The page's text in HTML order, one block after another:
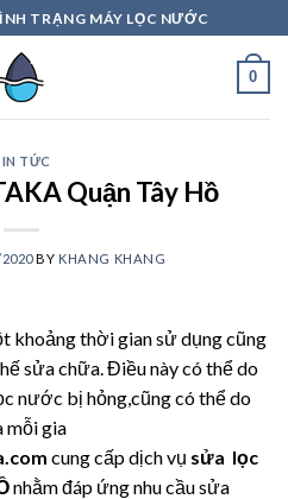
TRẠNG MÁY LỌC NƯỚC
0
TỨC
Quận Tây Hồ
BY KHANG KHANG
khoảng thời gian sử dụng cũng
sửa chữa. Điều này có thể do
nước bị hỏng,cũng có thể do
mỗi gia
cung cấp dịch vụ sửa lọc
nhằm đáp ứng nhu cầu sửa